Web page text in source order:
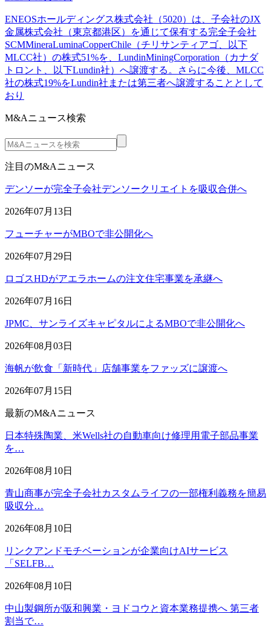
ENEOSホールディングス株式会社（5020）は、子会社のJX
金属株式会社（東京都港区）を通じて保有する完全子会社
SCMMineraLuminaCopperChile（チリサンティアゴ、以下
MLCC社）の株式51%を、LundinMiningCorporation（カナダ
トロント、以下Lundin社）へ譲渡する。さらに今後、MLCC
社の株式19%をLundin社または第三者へ譲渡することとして
おり
M&Aニュース検索
注目のM&Aニュース
デンソーが完全子会社デンソークリエイトを吸収合併へ
2026年07月13日
フューチャーがMBOで非公開化へ
2026年07月29日
ロゴスHDがアエラホームの注文住宅事業を承継へ
2026年07月16日
JPMC、サンライズキャピタルによるMBOで非公開化へ
2026年08月03日
海帆が飲食「新時代」店舗事業をファッズに譲渡へ
2026年07月15日
最新のM&Aニュース
日本特殊陶業、米Wells社の自動車向け修理用電子部品事業
を…
2026年08月10日
青山商事が完全子会社カスタムライフの一部権利義務を簡易
吸収分…
2026年08月10日
リンクアンドモチベーションが企業向けAIサービス
「SELFB…
2026年08月10日
中山製鋼所が阪和興業・ヨドコウと資本業務提携へ 第三者
割当で…